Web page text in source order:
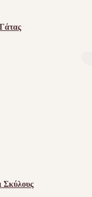
Σκύλους